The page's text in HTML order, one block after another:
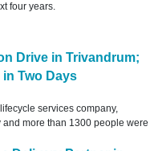
four years.
Drive in Trivandrum;
in Two Days
services company,
more than 1300 people were